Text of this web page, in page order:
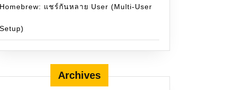
Homebrew: แชร์กันหลาย User (Multi-User
Setup)
Archives